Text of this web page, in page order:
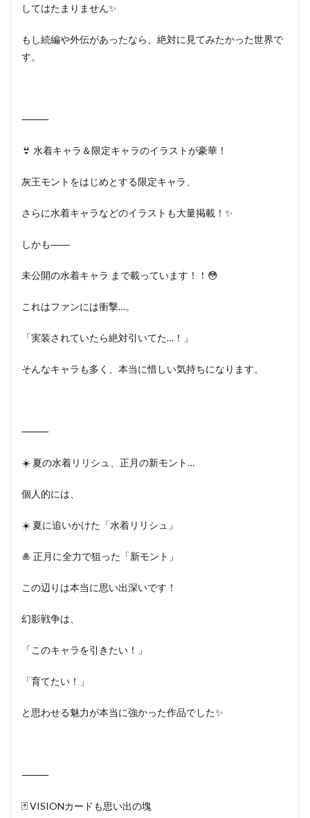
してはたまりません✨
もし続編や外伝があったなら、絶対に見てみたかった世界で
す。
⸻
👙 水着キャラ＆限定キャラのイラストが豪華！
灰王モントをはじめとする限定キャラ、
さらに水着キャラなどのイラストも大量掲載！✨
しかも――
未公開の水着キャラ まで載っています！！😳
これはファンには衝撃…。
「実装されていたら絶対引いてた…！」
そんなキャラも多く、本当に惜しい気持ちになります。
⸻
☀️ 夏の水着リリシュ、正月の新モント…
個人的には、
☀️ 夏に追いかけた「水着リリシュ」
🎍 正月に全力で狙った「新モント」
この辺りは本当に思い出深いです！
幻影戦争は、
「このキャラを引きたい！」
「育てたい！」
と思わせる魅力が本当に強かった作品でした✨
⸻
🃏 VISIONカードも思い出の塊